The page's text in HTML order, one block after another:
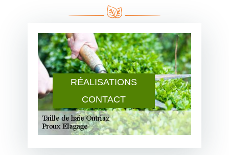
RÉALISATIONS
CONTACT